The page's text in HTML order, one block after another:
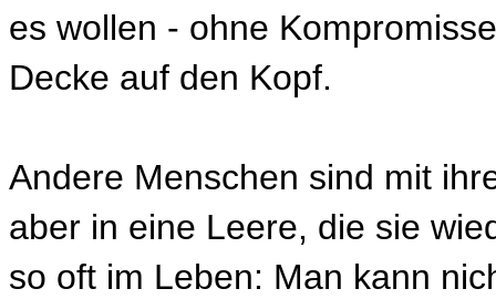
es wollen - ohne
Decke auf den Kopf.
Andere Menschen sind mit
aber in eine Leere, die sie
so oft im Leben: Man kann